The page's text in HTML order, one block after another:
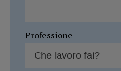
Professione